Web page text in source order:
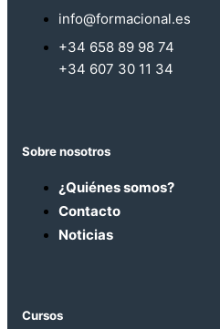
info@formacional.es
+34 658 89 98 74
+34 607 30 11 34
Sobre nosotros
¿Quiénes somos?
Contacto
Noticias
Cursos